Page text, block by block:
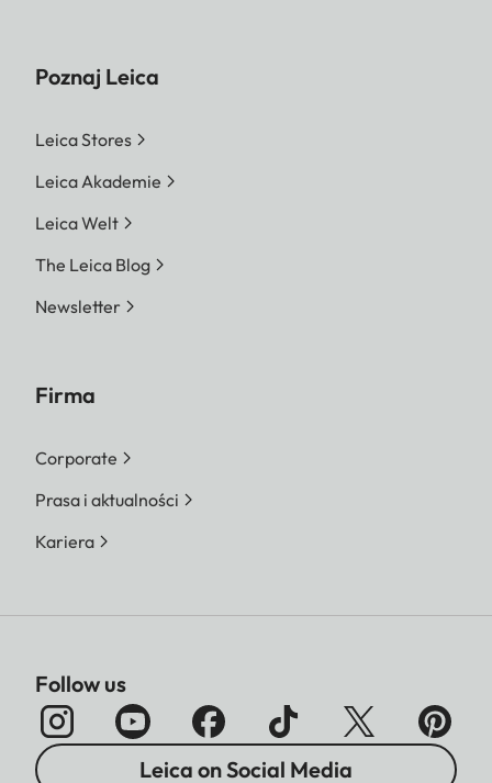
Poznaj Leica
Leica Stores
Leica Akademie
Leica Welt
The Leica Blog
Newsletter
Firma
Corporate
Prasa i aktualności
Kariera
Follow us
Leica on Social Media